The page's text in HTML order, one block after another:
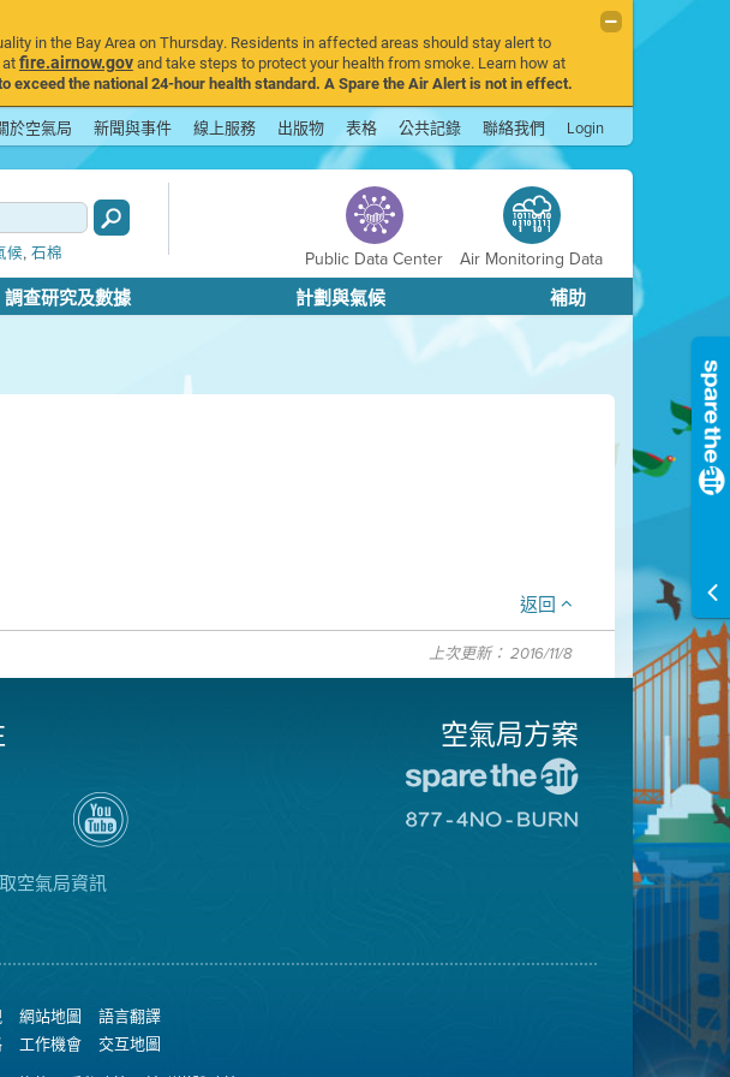
in the Bay Area on Thursday. Residents in affected areas should stay alert to
fire.airnow.govand take steps to protect your health from smoke. Learn how at
exceed the national 24-hour health standard. A Spare the Air Alert is not in effect.
於空氣局 新聞與事件 線上服務 出版物 表格 公共記錄 聯絡我們 Login
候, 石棉 Public Data Center Air Monitoring Data
調查研究及數據 計劃與氣候 補助
返回
上次更新： 2016/11/8
空
氣
局
YouTube
道
空氣局資訊
空氣局方案
往
燒
網站地圖
語言翻譯
工作機會
交互地圖